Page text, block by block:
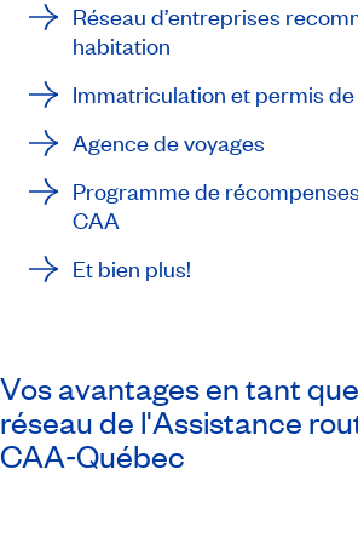
Réseau d’entreprises
habitation
Immatriculation et permis
Agence de voyages
Programme de
CAA
Et bien plus!
Vos avantages en tant
réseau de l'Assistance
CAA‑Québec